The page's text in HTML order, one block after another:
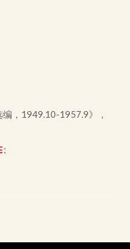
，1949.10-1957.9》，